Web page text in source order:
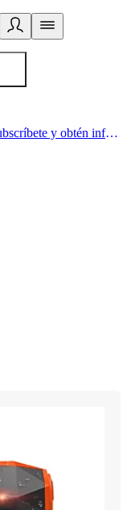
Acá comienza un estilo de vida saludable. Subscríbete y obtén información de primera mano